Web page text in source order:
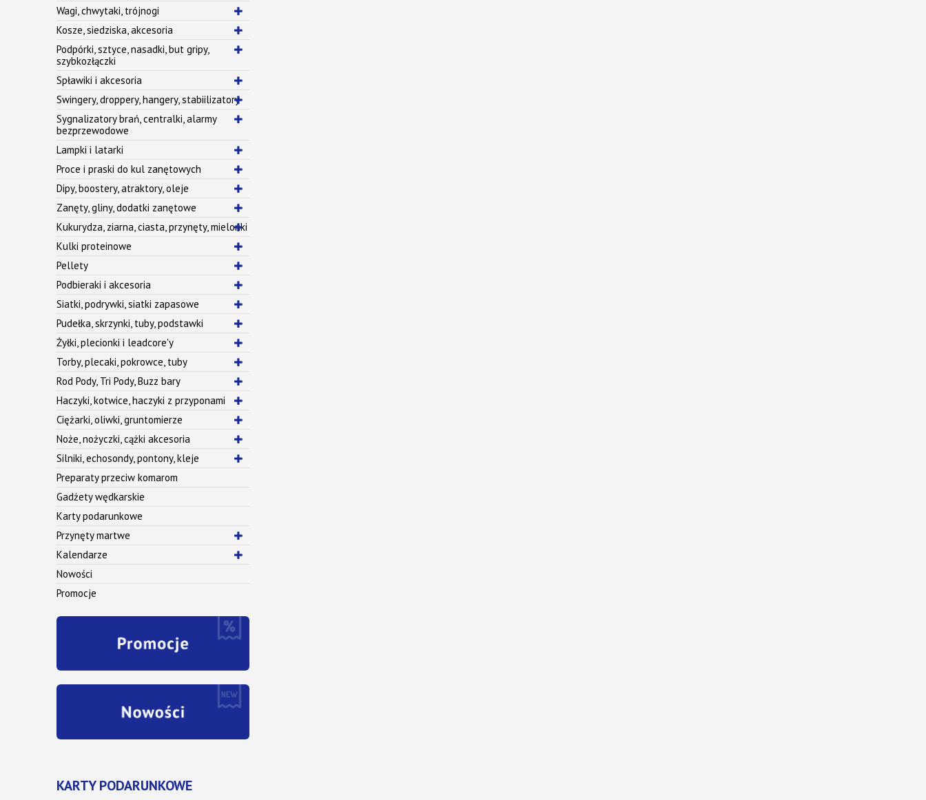
Wagi, chwytaki, trójnogi
Kosze, siedziska, akcesoria
Podpórki, sztyce, nasadki, but gripy,
szybkozłączki
Spławiki i akcesoria
Swingery, droppery, hangery, stabiilizatory
Sygnalizatory brań, centralki, alarmy
bezprzewodowe
Lampki i latarki
Proce i praski do kul zanętowych
Dipy, boostery, atraktory, oleje
Zanęty, gliny, dodatki zanętowe
Kukurydza, ziarna, ciasta, przynęty, mielonki
Kulki proteinowe
Pellety
Podbieraki i akcesoria
Siatki, podrywki, siatki zapasowe
Pudełka, skrzynki, tuby, podstawki
Żyłki, plecionki i leadcore'y
Torby, plecaki, pokrowce, tuby
Rod Pody, Tri Pody, Buzz bary
Haczyki, kotwice, haczyki z przyponami
Ciężarki, oliwki, gruntomierze
Noże, nożyczki, cążki akcesoria
Silniki, echosondy, pontony, kleje
Preparaty przeciw komarom
Gadżety wędkarskie
Karty podarunkowe
Przynęty martwe
Kalendarze
Nowości
Promocje
KARTY PODARUNKOWE